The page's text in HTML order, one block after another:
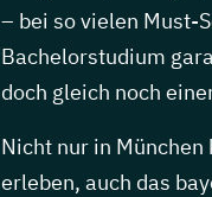
– bei so vielen Must-
Bachelorstudium
doch gleich noch
Nicht nur in
erleben, auch das